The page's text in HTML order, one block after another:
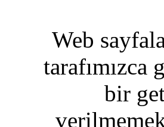
Web
bir